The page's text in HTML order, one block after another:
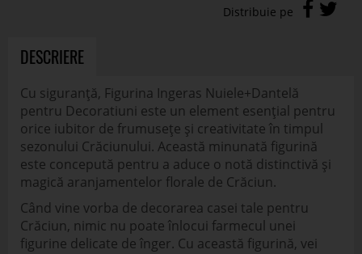
DESCRIERE
Cu siguranță, Figurina Ingeras Nuiele+Dantelă
pentru Decoratiuni este un element esențial pentru
orice iubitor de frumusețe și creativitate în timpul
sezonului Crăciunului. Această minunată figurină
este concepută pentru a aduce o notă distinctivă și
magică aranjamentelor florale de Crăciun.
Când vine vorba de decorarea casei tale pentru
Crăciun, nimic nu poate înlocui farmecul unei
figurine delicate de înger. Cu această figurină, vei